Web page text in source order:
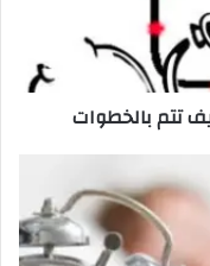
تتم بالخطوات